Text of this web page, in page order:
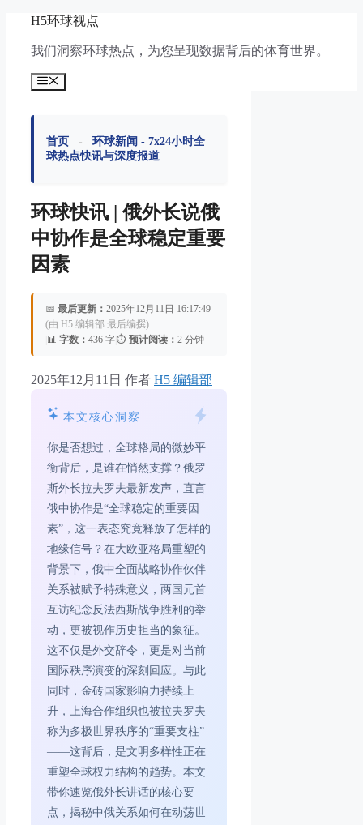
H5环球视点
我们洞察环球热点，为您呈现数据背后的体育世界。
菜
首页 -
环球新闻 - 7x24小时全
球热点快讯与深度报道
环球快讯 | 俄外长说俄
中协作是全球稳定重要
因素
📅 最后更新： 2025年12月11日 16:17:49
(由 H5 编辑部 最后编撰)
📊 字数： 436 字⏱️ 预计阅读： 2 分钟
2025年12月11日 作者 H5 编辑部
本文核心洞察
你是否想过，全球格局的微妙平
衡背后，是谁在悄然支撑？俄罗
斯外长拉夫罗夫最新发声，直言
俄中协作是“全球稳定的重要因
素”，这一表态究竟释放了怎样的
地缘信号？在大欧亚格局重塑的
背景下，俄中全面战略协作伙伴
关系被赋予特殊意义，两国元首
互访纪念反法西斯战争胜利的举
动，更被视作历史担当的象征。
这不仅是外交辞令，更是对当前
国际秩序演变的深刻回应。与此
同时，金砖国家影响力持续上
升，上海合作组织也被拉夫罗夫
称为多极世界秩序的“重要支柱”
——这背后，是文明多样性正在
重塑全球权力结构的趋势。本文
带你速览俄外长讲话的核心要
点，揭秘中俄关系如何在动荡世